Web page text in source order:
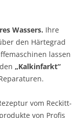
Wassers. Ihre
den Härtegrad
lassen
„Kalkinfarkt“
vom Reckitt-
von Profis